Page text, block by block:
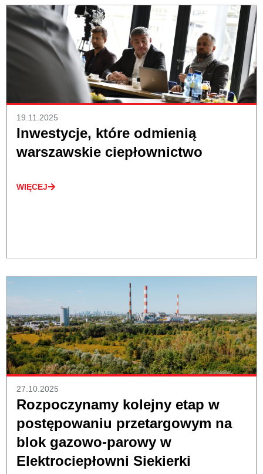
19.11.2025
Inwestycje, które odmienią
warszawskie ciepłownictwo
WIĘCEJ
27.10.2025
Rozpoczynamy kolejny etap w
postępowaniu przetargowym na
blok gazowo-parowy w
Elektrociepłowni Siekierki